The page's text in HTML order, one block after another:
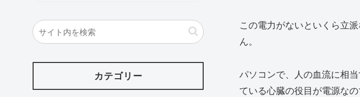
この電力がないといくら立
ん。
パソコンで、人の血流に相
ている心臓の役目が電源なの
カテゴリー